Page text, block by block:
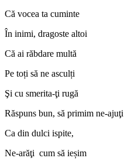
Că vocea ta cuminte
În inimi, dragoste altoi
Că ai răbdare multă
Pe toți să ne asculți
Şi cu smerita-ţi rugă
Răspuns bun, să primim ne-ajuţi
Ca din dulci ispite,
Ne-arăţi cum să ieșim